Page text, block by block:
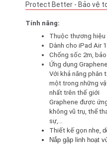
Protect Better - Bảo vệ
Tính năng:
Thuộc thương
Dành cho iPad Air
Chống sốc 2m,
Ứng dụng
Với khả năng phân
một trong những
nhất trên thế giới
Graphene được
không vũ trụ, thể
sự,...
Thiết kế gọn nhẹ,
Nắp gập linh hoạt